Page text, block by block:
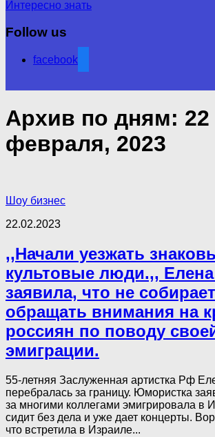
Интересно знать
Follow us
facebook
Архив по дням: 22
февраля, 2023
Шоу бизнес
22.02.2023
,,Начали уезжать
культовые люди.,,
заявила, что не
обращать внимания на
россиян по поводу
эмиграции.
55-летняя Заслуженная артистка Рф
перебралась за границу. Юмористка
за многими коллегами эмигрировала в
сидит без дела и уже дает концерты.
что встретила в Израиле...